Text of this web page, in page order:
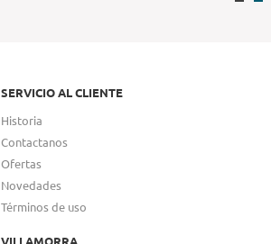
SERVICIO AL CLIENTE
Historia
Contactanos
Ofertas
Novedades
Términos de uso
VILLAMORRA